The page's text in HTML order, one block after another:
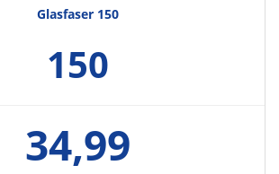
Glasfaser 150
150
34,99